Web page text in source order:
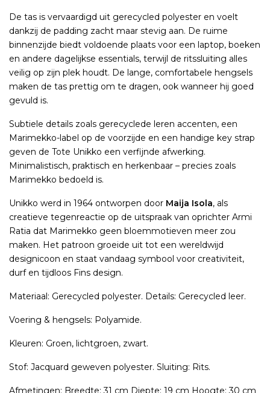
De tas is vervaardigd uit gerecycled polyester en voelt
dankzij de padding zacht maar stevig aan. De ruime
binnenzijde biedt voldoende plaats voor een laptop, boeken
en andere dagelijkse essentials, terwijl de ritssluiting alles
veilig op zijn plek houdt. De lange, comfortabele hengsels
maken de tas prettig om te dragen, ook wanneer hij goed
gevuld is.
Subtiele details zoals gerecyclede leren accenten, een
Marimekko-label op de voorzijde en een handige key strap
geven de Tote Unikko een verfijnde afwerking.
Minimalistisch, praktisch en herkenbaar – precies zoals
Marimekko bedoeld is.
Unikko werd in 1964 ontworpen door Maija Isola, als
creatieve tegenreactie op de uitspraak van oprichter Armi
Ratia dat Marimekko geen bloemmotieven meer zou
maken. Het patroon groeide uit tot een wereldwijd
designicoon en staat vandaag symbool voor creativiteit,
durf en tijdloos Fins design.
Materiaal: Gerecycled polyester. Details: Gerecycled leer.
Voering & hengsels: Polyamide.
Kleuren: Groen, lichtgroen, zwart.
Stof: Jacquard geweven polyester. Sluiting: Rits.
Afmetingen: Breedte: 31 cm Diepte: 19 cm Hoogte: 30 cm